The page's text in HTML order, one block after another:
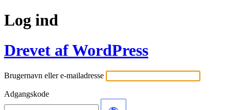
Log ind
Drevet af WordPress
Brugernavn eller e-mailadresse
Adgangskode